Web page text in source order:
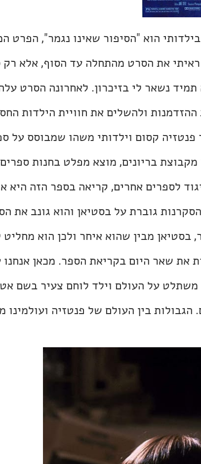
הוא "הסיפור שאינו נגמר", הפרט
את הסרט מהתחלה עד הסוף, אלא רק
נשאר לי בזיכרון. לאחרונה הסרט
ולהשלים את חוויית הילדות
פנטזיה קסום וילדותי משהו שמבוסס על
בריונים, מוצא מפלט בחנות
לספרים אחרים, קריאה בספר הזה היא
גוברת על בסטיאן והוא גונב את
בסטיאן מבין שהוא איחר ולכן הוא מחליט
את שאר היום בקריאת הספר. מכאן אנחנו
משתלט על העולם וילד לוחם צעיר בשם
בין העולם של פנטזיה